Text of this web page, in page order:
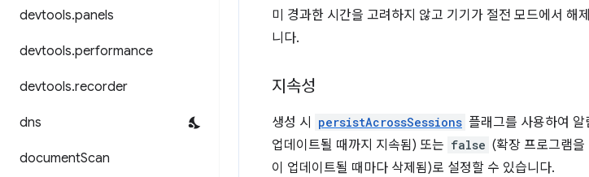
devtools.panels
devtools.performance
devtools.recorder
dns
documentScan
미 경과한 시간을 고려하지 않고 기기가 절전 모드에서 해
니다.
지속성
생성 시 persistAcrossSessions 플래그를 사용하여
업데이트될 때까지 지속됨) 또는 false (확장 프로그램
이 업데이트될 때마다 삭제됨)로 설정할 수 있습니다.